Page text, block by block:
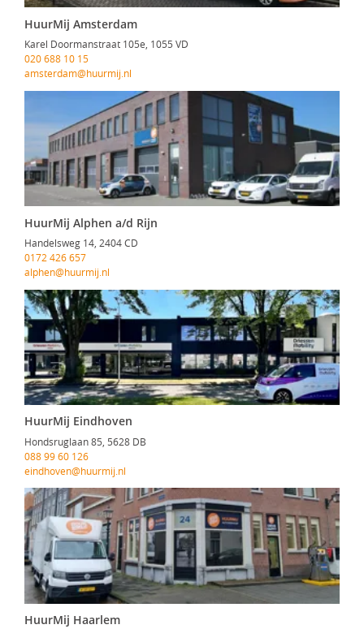
HuurMij Amsterdam
Karel Doormanstraat 105e, 1055 VD
020 688 10 15
amsterdam@huurmij.nl
HuurMij Alphen a/d Rijn
Handelsweg 14, 2404 CD
0172 426 657
alphen@huurmij.nl
HuurMij Eindhoven
Hondsruglaan 85, 5628 DB
088 99 60 126
eindhoven@huurmij.nl
HuurMij Haarlem